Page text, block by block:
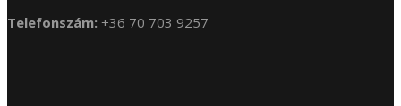
Telefonszám: +36 70 703 9257